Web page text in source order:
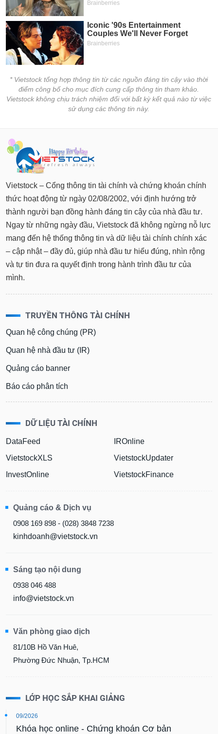
* Vietstock tổng hợp thông tin từ các nguồn đáng tin cậy vào thời
điểm công bố cho mục đích cung cấp thông tin tham khảo.
Vietstock không chịu trách nhiệm đối với bất kỳ kết quả nào từ việc
sử dụng các thông tin này.
Vietstock – Cổng thông tin tài chính và chứng khoán chính
thức hoạt động từ ngày 02/08/2002, với định hướng trở
thành người bạn đồng hành đáng tin cậy của nhà đầu tư.
Ngay từ những ngày đầu, Vietstock đã không ngừng nỗ lực
mang đến hệ thống thông tin và dữ liệu tài chính chính xác
– cập nhật – đầy đủ, giúp nhà đầu tư hiểu đúng, nhìn rộng
và tự tin đưa ra quyết định trong hành trình đầu tư của
mình.
TRUYỀN THÔNG TÀI CHÍNH
Quan hệ công chúng (PR)
Quan hệ nhà đầu tư (IR)
Quảng cáo banner
Báo cáo phân tích
DỮ LIỆU TÀI CHÍNH
DataFeed
VietstockXLS
InvestOnline
IROnline
VietstockUpdater
VietstockFinance
Quảng cáo & Dịch vụ
0908 169 898 - (028) 3848 7238
kinhdoanh@vietstock.vn
Sáng tạo nội dung
0938 046 488
info@vietstock.vn
Văn phòng giao dịch
81/10B Hồ Văn Huê,
Phường Đức Nhuận, Tp.HCM
LỚP HỌC SẮP KHAI GIẢNG
09/2026
Khóa học online - Chứng khoán Cơ bản
Công
cụ
tư
tài
chính
Dữ
liệu
chính